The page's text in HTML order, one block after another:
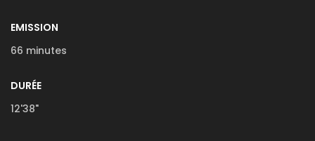
EMISSION
66 minutes
DURÉE
12'38"